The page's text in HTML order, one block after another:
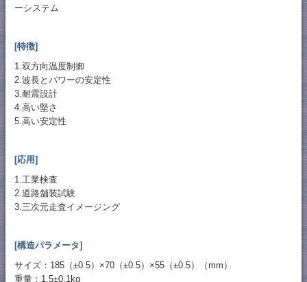
ーシステム
[特徴]
1.双方向温度制御
2.波長とパワーの安定性
3.耐震設計
4.高い堅さ
5.高い安定性
[応用]
1.工業検査
2.道路舗装試験
3.三次元走査イメージング
[構造パラメータ]
サイズ：185（±0.5）×70（±0.5）×55（±0.5）（mm）
重量：1.5±0.1kg